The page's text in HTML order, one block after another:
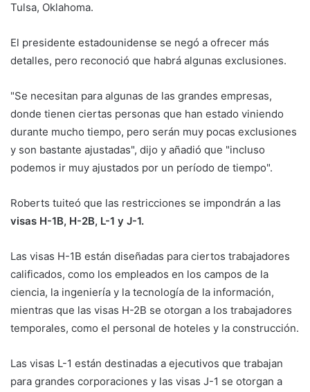
Tulsa, Oklahoma.
El presidente estadounidense se negó a ofrecer más
detalles, pero reconoció que habrá algunas exclusiones.
"Se necesitan para algunas de las grandes empresas,
donde tienen ciertas personas que han estado viniendo
durante mucho tiempo, pero serán muy pocas exclusiones
y son bastante ajustadas", dijo y añadió que "incluso
podemos ir muy ajustados por un período de tiempo".
Roberts tuiteó que las restricciones se impondrán a las
visas H-1B, H-2B, L-1 y J-1.
Las visas H-1B están diseñadas para ciertos trabajadores
calificados, como los empleados en los campos de la
ciencia, la ingeniería y la tecnología de la información,
mientras que las visas H-2B se otorgan a los trabajadores
temporales, como el personal de hoteles y la construcción.
Las visas L-1 están destinadas a ejecutivos que trabajan
para grandes corporaciones y las visas J-1 se otorgan a